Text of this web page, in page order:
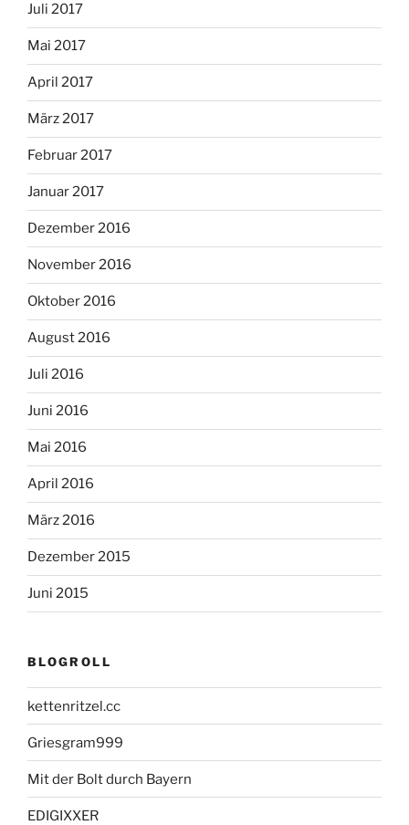
Juli 2017
Mai 2017
April 2017
März 2017
Februar 2017
Januar 2017
Dezember 2016
November 2016
Oktober 2016
August 2016
Juli 2016
Juni 2016
Mai 2016
April 2016
März 2016
Dezember 2015
Juni 2015
BLOGROLL
kettenritzel.cc
Griesgram999
Mit der Bolt durch Bayern
EDIGIXXER